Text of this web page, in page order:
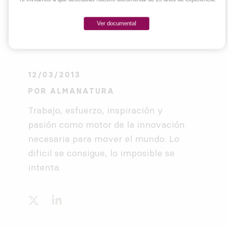
12/03/2013
POR ALMANATURA
Trabajo, esfuerzo, inspiración y
pasión como motor de la innovación
necesaria para mover el mundo. Lo
dificil se consigue, lo imposible se
intenta.
Ver documental